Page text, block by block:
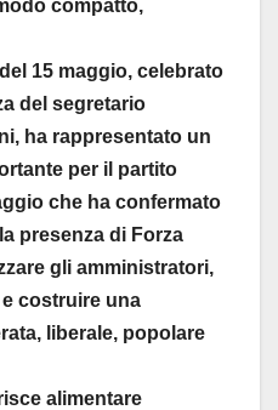
compatto,
15 maggio, celebrato
del segretario
ha rappresentato un
per il partito
che ha confermato
presenza di Forza
gli amministratori,
costruire una
liberale, popolare
alimentare